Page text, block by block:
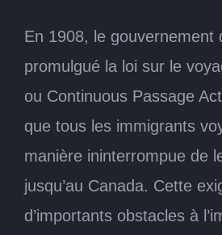
En 1908, le gouvernement
promulgué la loi sur le
ou Continuous Passage
que tous les immigrants
manière ininterrompue de
jusqu’au Canada. Cette
d’importants obstacles à